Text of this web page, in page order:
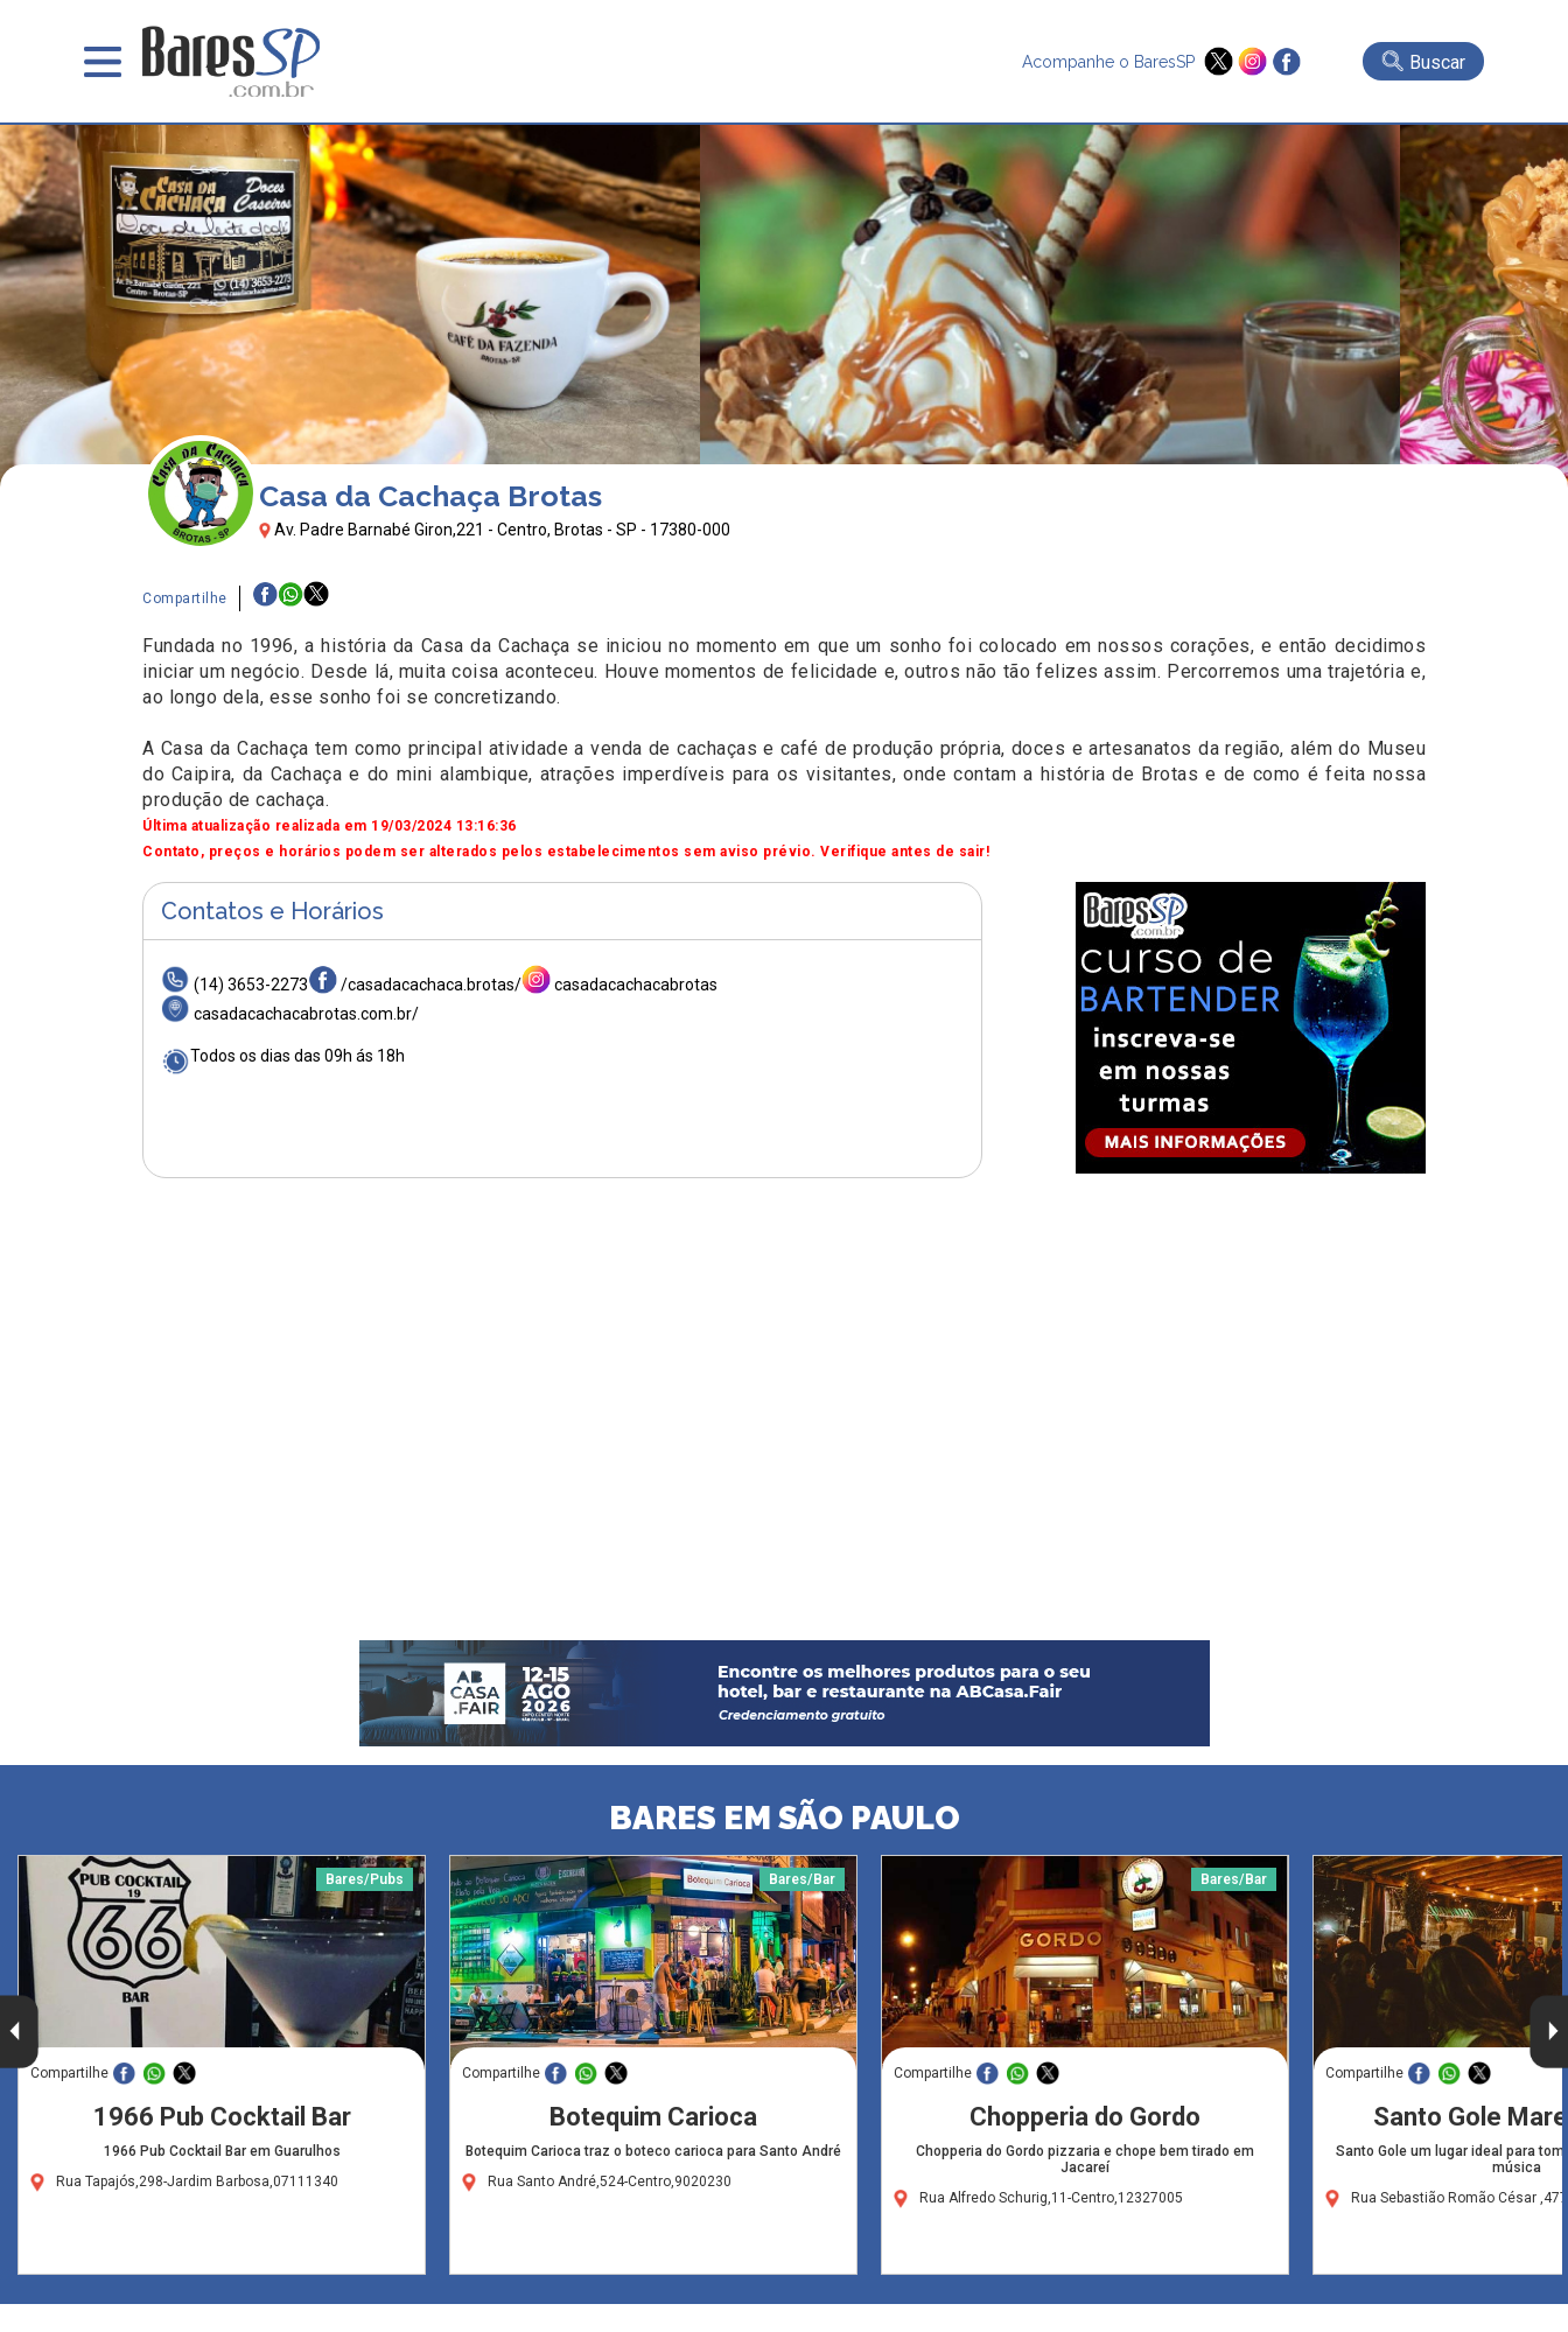
Acompanhe o BaresSP Buscar
Casa da Cachaça Brotas
Av. Padre Barnabé Giron,221 - Centro, Brotas - SP - 17380-000
Compartilhe
Fundada no 1996, a história da Casa da Cachaça se iniciou no momento em que um sonho foi colocado em nossos corações, e então decidimos
iniciar um negócio. Desde lá, muita coisa aconteceu. Houve momentos de felicidade e, outros não tão felizes assim. Percorremos uma trajetória e,
ao longo dela, esse sonho foi se concretizando.
A Casa da Cachaça tem como principal atividade a venda de cachaças e café de produção própria, doces e artesanatos da região, além do Museu
do Caipira, da Cachaça e do mini alambique, atrações imperdíveis para os visitantes, onde contam a história de Brotas e de como é feita nossa
produção de cachaça.
Última atualização realizada em 19/03/2024 13:16:36
Contato, preços e horários podem ser alterados pelos estabelecimentos sem aviso prévio. Verifique antes de sair!
Contatos e Horários
(14) 3653-2273 /casadacachaca.brotas/
casadacachacabrotas
casadacachacabrotas.com.br/
Todos os dias das 09h ás 18h
BARES EM SÃO PAULO
Bares/Pubs
Compartilhe
1966 Pub Cocktail Bar
1966 Pub Cocktail Bar em Guarulhos
Rua Tapajós,298-Jardim Barbosa,07111340
Bares/Bar
Compartilhe
Botequim Carioca
Botequim Carioca traz o boteco carioca para Santo André
Rua Santo André,524-Centro,9020230
Bares/Bar
Compartilhe
Chopperia do Gordo
Chopperia do Gordo pizzaria e chope bem tirado em
Jacareí
Rua Alfredo Schurig,11-Centro,12327005
Compartilhe
Santo Gole
Santo Gole um lugar ideal para
música
Rua Sebastião Romão César